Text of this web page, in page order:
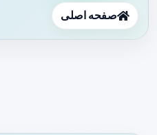
صفحه اصلی